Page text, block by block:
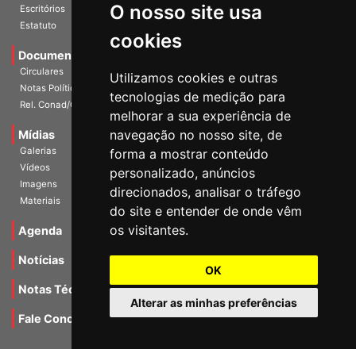
O nosso site usa
cookies
Utilizamos cookies e outras
tecnologias de medição para
melhorar a sua experiência de
navegação no nosso site, de
forma a mostrar conteúdo
personalizado, anúncios
direcionados, analisar o tráfego
do site e entender de onde vêm
os visitantes.
OK
Alterar as minhas preferências
Escritórios
Estatuto
Documentos
Circulares
Notas Políticas
Rel. Conad/Congresso
Mídias
Galerias
Vídeos
Imagens
Materiais
Agenda
Notícias
Notas Técnicas
Fale Conocsco